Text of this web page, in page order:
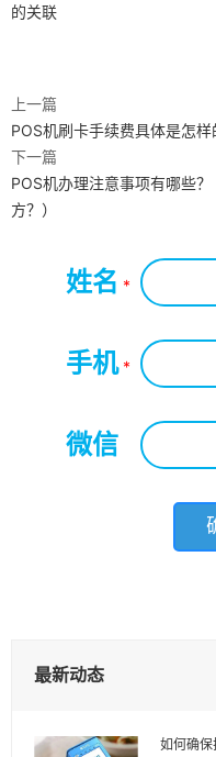
的关联
上一篇
POS机刷卡手续费具体是怎样
下一篇
POS机办理注意事项有哪些
方？）
姓名 *
手机*
微信
最新动态
如何确保